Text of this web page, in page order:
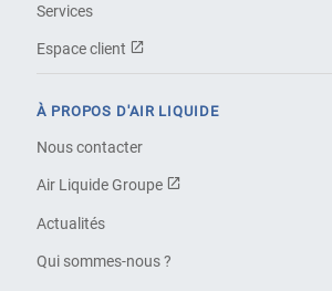
Services
Espace client
À PROPOS D'AIR LIQUIDE
Nous contacter
Air Liquide Groupe
Actualités
Qui sommes-nous ?